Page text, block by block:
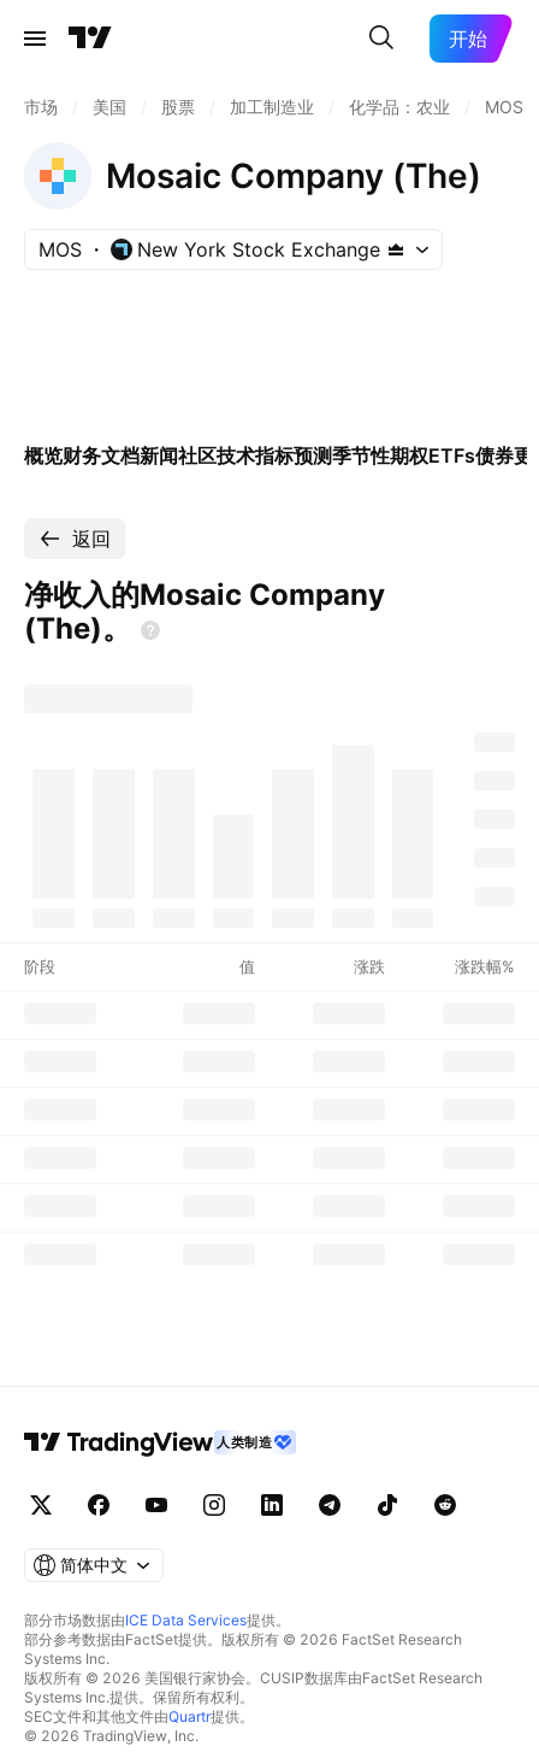
开始
市场 美国 股票 加工制造业 化学品：农业 MOS
Mosaic Company (The)
MOS New York Stock Exchange
概览财务文档新闻社区技术指标预测季节性期权ETFs债券更
返回
净收入的Mosaic Company
(The)。
阶段 值 涨跌 涨跌幅%
人类制造
简体中文
部分市场数据由ICE Data Services提供。
部分参考数据由FactSet提供。版权所有 © 2026 FactSet Research
Systems Inc.
版权所有 © 2026 美国银行家协会。CUSIP数据库由FactSet Research
Systems Inc.提供。保留所有权利。
SEC文件和其他文件由Quartr提供。
© 2026 TradingView, Inc.